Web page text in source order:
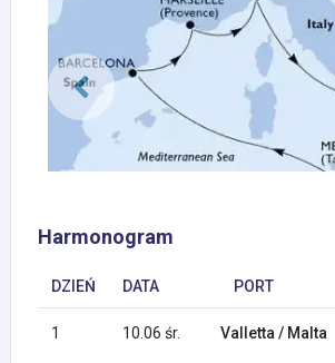
Harmonogram
DZIEŃ DATA PORT
1 10.06 śr. Valletta / Malta